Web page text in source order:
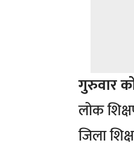
गुरुवार
लोक
जिला